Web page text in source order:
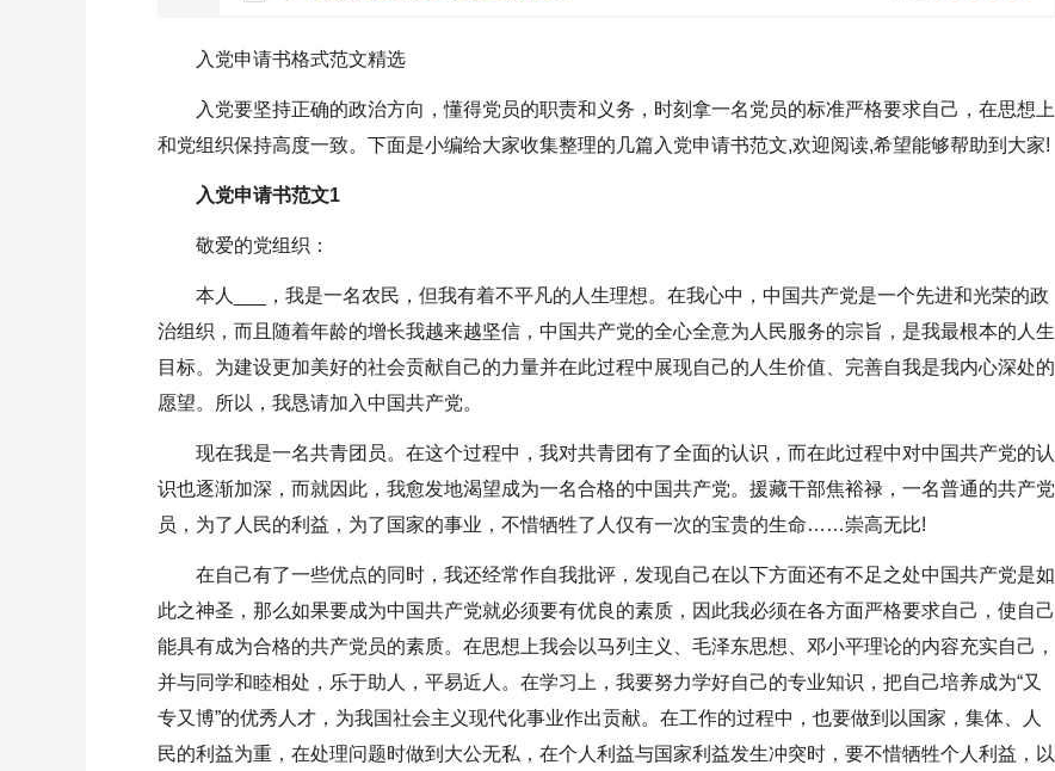
入党申请书格式范文精选
入党要坚持正确的政治方向，懂得党员的职责和义务，时刻拿一名党员的标准严格要求自己，在思想上
和党组织保持高度一致。下面是小编给大家收集整理的几篇入党申请书范文,欢迎阅读,希望能够帮助到大家!
入党申请书范文1
敬爱的党组织：
本人___，我是一名农民，但我有着不平凡的人生理想。在我心中，中国共产党是一个先进和光荣的政
治组织，而且随着年龄的增长我越来越坚信，中国共产党的全心全意为人民服务的宗旨，是我最根本的人生
目标。为建设更加美好的社会贡献自己的力量并在此过程中展现自己的人生价值、完善自我是我内心深处的
愿望。所以，我恳请加入中国共产党。
现在我是一名共青团员。在这个过程中，我对共青团有了全面的认识，而在此过程中对中国共产党的认
识也逐渐加深，而就因此，我愈发地渴望成为一名合格的中国共产党。援藏干部焦裕禄，一名普通的共产党
员，为了人民的利益，为了国家的事业，不惜牺牲了人仅有一次的宝贵的生命……崇高无比!
在自己有了一些优点的同时，我还经常作自我批评，发现自己在以下方面还有不足之处中国共产党是如
此之神圣，那么如果要成为中国共产党就必须要有优良的素质，因此我必须在各方面严格要求自己，使自己
能具有成为合格的共产党员的素质。在思想上我会以马列主义、毛泽东思想、邓小平理论的内容充实自己，
并与同学和睦相处，乐于助人，平易近人。在学习上，我要努力学好自己的专业知识，把自己培养成为“又
专又博”的优秀人才，为我国社会主义现代化事业作出贡献。在工作的过程中，也要做到以国家，集体、人
民的利益为重，在处理问题时做到大公无私，在个人利益与国家利益发生冲突时，要不惜牺牲个人利益，以